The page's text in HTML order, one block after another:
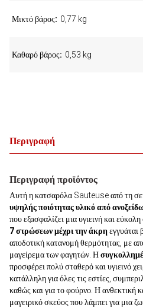
Περιγραφή
Περιγραφή προϊόντος
Αυτή η κατσαρόλα Sauteuse από τη
υψηλής ποιότητας υλικό από
που εξασφαλίζει μια υγιεινή και
7 στρώσεων μέχρι την άκρηεγγυάται
αποδοτική κατανομή θερμότητας, με
μαγείρεμα των φαγητών. Η
προσφέρει πολύ σταθερό και υγιεινό
κατάλληλη για όλες τις εστίες,
καθώς και για το φούρνο. Η ανθεκτική
μαγειρικό σκεύος που λάμπει για μια
Μικτό βάρος 0,77 kg
Καθαρό βάρος 0,53 kg